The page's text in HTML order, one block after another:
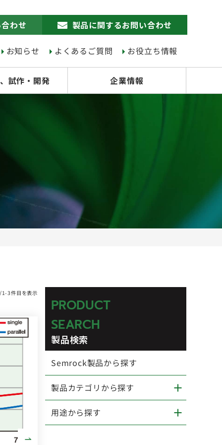
わせ 製品に関するお問い合わせ
お知らせ よくあるご質問 お役立ち情報
試作・開発 企業情報
3件目を表示
PRODUCT
SEARCH
製品検索
Semrock製品から探す
製品カテゴリから探す
用途から探す